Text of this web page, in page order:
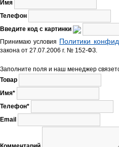
Имя
Телефон
Введите код с картинки
Принимаю условия Политики
закона от 27.07.2006 г. № 152-ФЗ.
Заполните поля и наш менеджер
Товар
Имя*
Телефон*
Email